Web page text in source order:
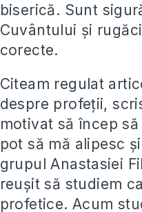
biserică. Sunt
Cuvântului și
corecte.
Citeam regulat
despre profeții,
motivat să încep
pot să mă alipesc
grupul Anastasiei
reușit să studiem
profetice. Acum